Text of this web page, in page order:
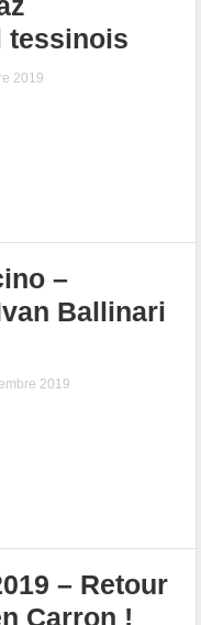
tessinois
2019
–
Ballinari
2019
– Retour
Carron !